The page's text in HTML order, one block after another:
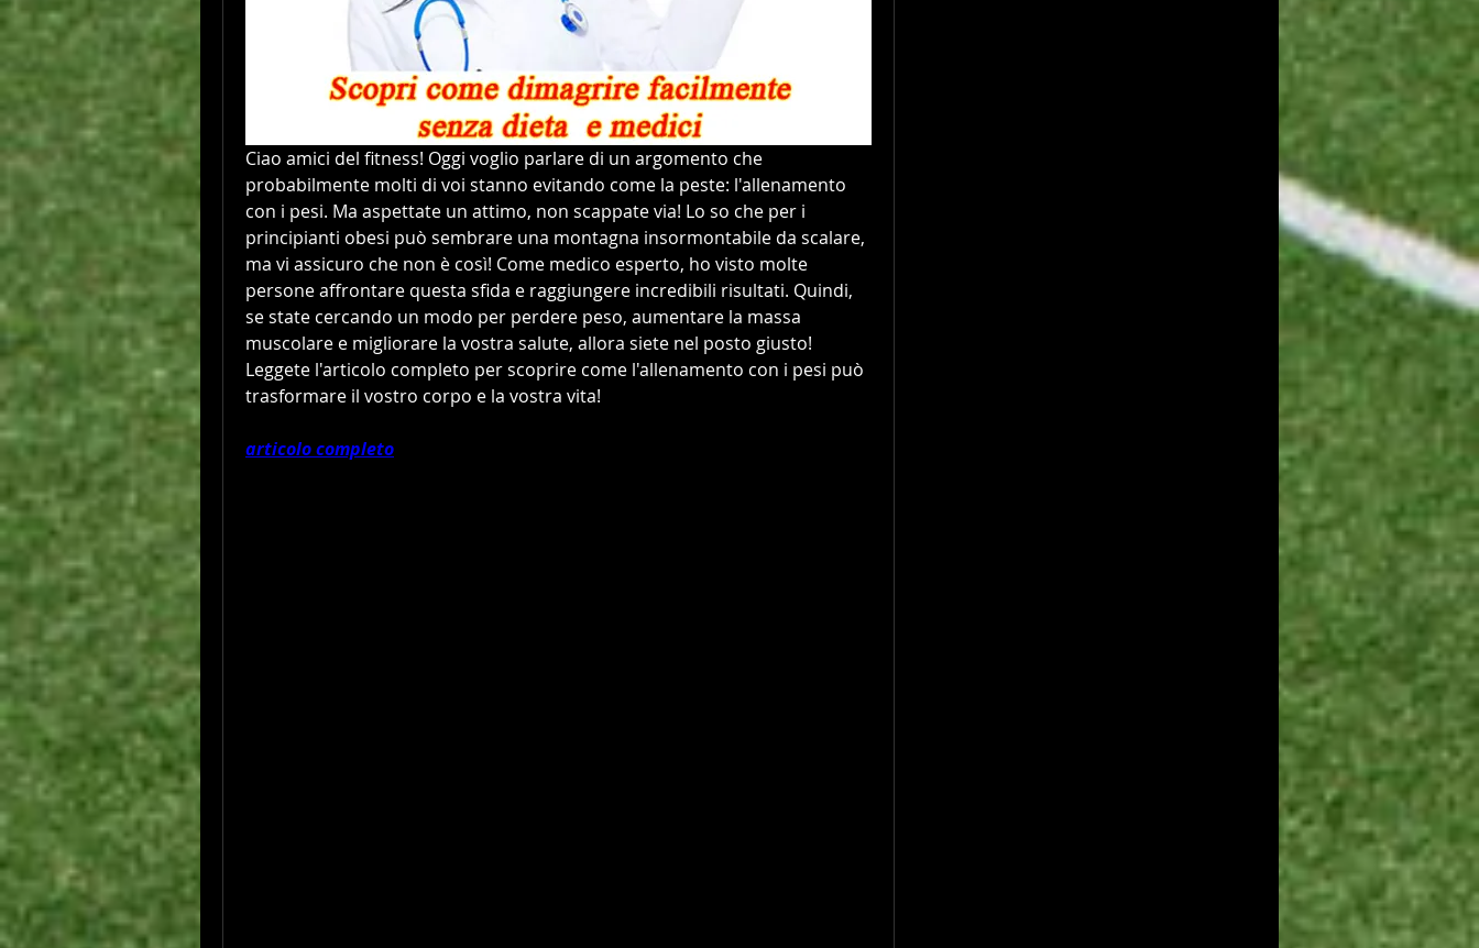
Ciao amici del fitness! Oggi voglio parlare di un argomento che
probabilmente molti di voi stanno evitando come la peste: l'allenamento
con i pesi. Ma aspettate un attimo, non scappate via! Lo so che per i
principianti obesi può sembrare una montagna insormontabile da scalare,
ma vi assicuro che non è così! Come medico esperto, ho visto molte
persone affrontare questa sfida e raggiungere incredibili risultati. Quindi,
se state cercando un modo per perdere peso, aumentare la massa
muscolare e migliorare la vostra salute, allora siete nel posto giusto!
Leggete l'articolo completo per scoprire come l'allenamento con i pesi può
trasformare il vostro corpo e la vostra vita!
articolo completo